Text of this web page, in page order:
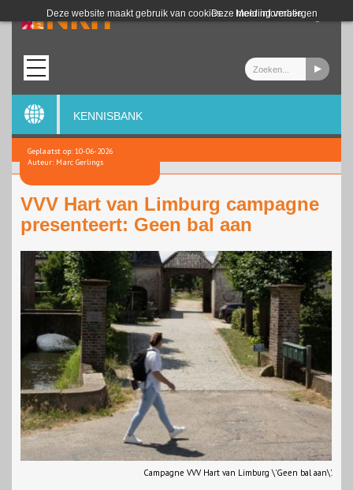
Deze website maakt gebruik van cookies. Meer informatie
Deze melding verbergen
Login
KENNISBANK
Geplaatst op: 10-06-2026
Auteur: Marc Gerlings
VVV Hart van Limburg campagne
presenteert: Geen bal aan
Campagne VVV Hart van Limburg \'Geen bal aan\'.